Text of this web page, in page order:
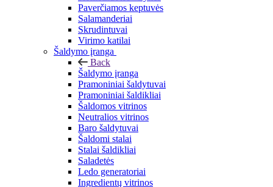
Paverčiamos keptuvės
Salamanderiai
Skrudintuvai
Virimo katilai
Šaldymo įranga
Back
Šaldymo įranga
Pramoniniai šaldytuvai
Pramoniniai šaldikliai
Šaldomos vitrinos
Neutralios vitrinos
Baro šaldytuvai
Šaldomi stalai
Stalai šaldikliai
Saladetės
Ledo generatoriai
Ingredientų vitrinos